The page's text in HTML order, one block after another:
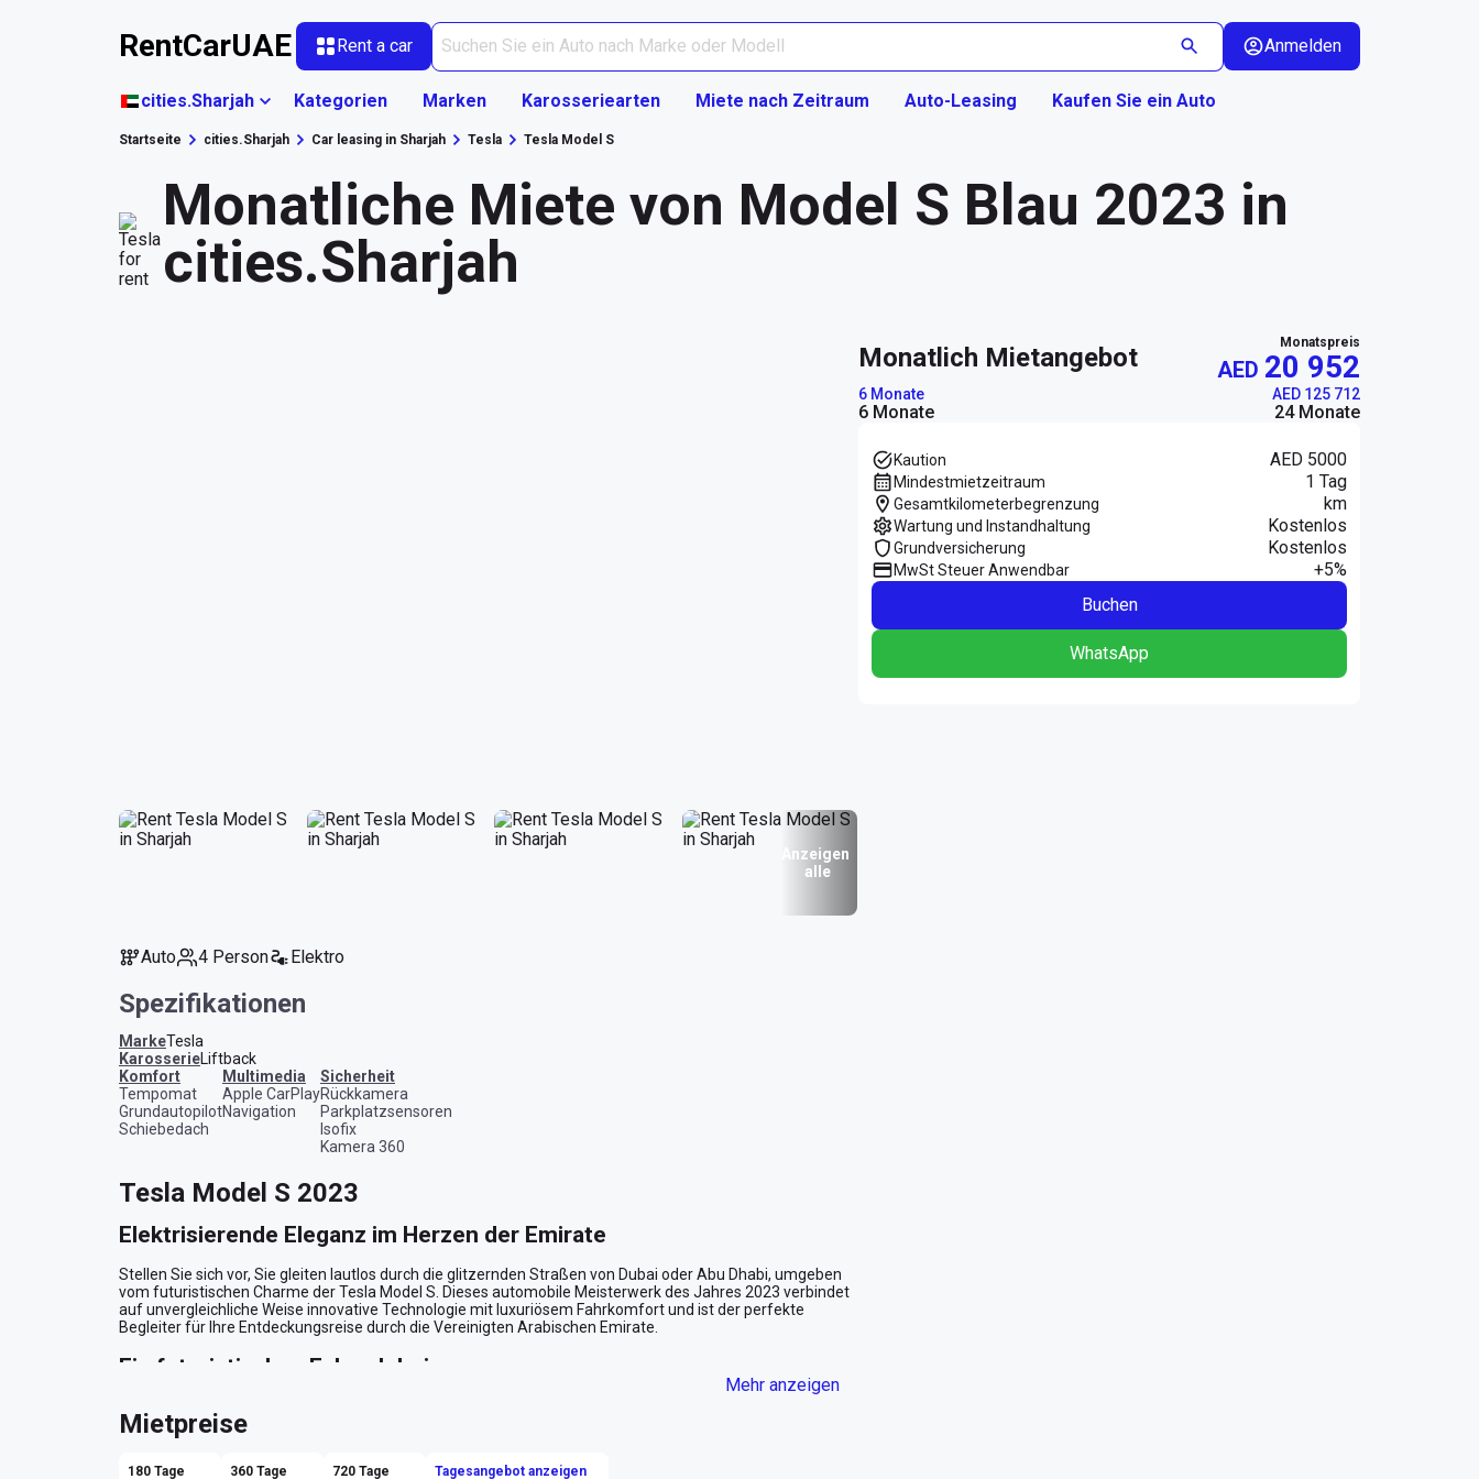
RentCarUAE Rent a car Anmelden
cities.Sharjah Kategorien Marken Karosseriearten Miete nach Zeitraum Auto-Leasing Kaufen Sie ein Auto
Startseite cities.Sharjah Car leasing in Sharjah Tesla Tesla Model S
Monatliche Miete von Model S Blau 2023 in
cities.Sharjah
Anzeigen
alle
Auto 4 Person Elektro
Spezifikationen
MarkeTesla
KarosserieLiftback
Komfort
Tempomat
Grundautopilot
Schiebedach
Multimedia
Apple CarPlay
Navigation
Sicherheit
Rückkamera
Parkplatzsensoren
Isofix
Kamera 360
Tesla Model S 2023
Elektrisierende Eleganz im Herzen der Emirate
Stellen Sie sich vor, Sie gleiten lautlos durch die glitzernden Straßen von Dubai oder Abu Dhabi, umgeben
vom futuristischen Charme der Tesla Model S. Dieses automobile Meisterwerk des Jahres 2023 verbindet
auf unvergleichliche Weise innovative Technologie mit luxuriösem Fahrkomfort und ist der perfekte
Begleiter für Ihre Entdeckungsreise durch die Vereinigten Arabischen Emirate.
Ein futuristisches Fahrerlebnis
eine neue Dimension des Fahrens versetzt. Der leistungsstarke Elektroantrieb sorgt für eine
atemberaubende Beschleunigung, die selbst die anspruchsvollsten Automobilenthusiasten beeindrucken
Mehr anzeigen
Mietpreise
180 Tage
360 Tage
720 Tage
Tagesangebot anzeigen
monatlich Mietangebot Monatspreis
AED 20 952
6 Monate AED 125 712
6 Monate 24 Monate
Kaution AED 5000
Mindestmietzeitraum 1 Tag
Gesamtkilometerbegrenzung km
Wartung und Instandhaltung Kostenlos
Grundversicherung Kostenlos
MwSt Steuer Anwendbar
+5%
Buchen
WhatsApp